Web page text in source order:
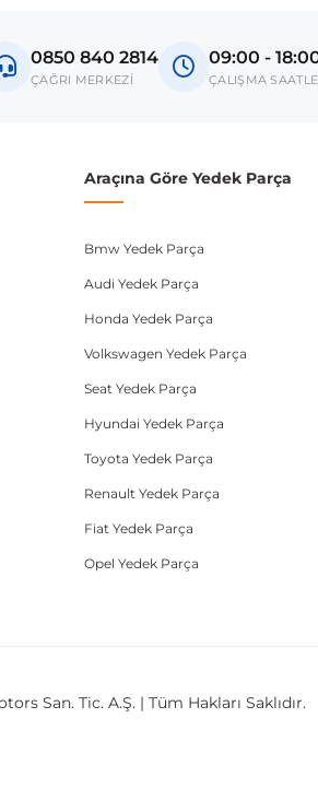
Sipariş vermeden önce OEM
0850 840 2814
ÇAĞRI MERKEZİ
09:00 -
ÇALIŞMA
Araçına Göre Yedek Parça
Bmw Yedek Parça
Audi Yedek Parça
Honda Yedek Parça
Volkswagen Yedek Parça
Seat Yedek Parça
Hyundai Yedek Parça
Toyota Yedek Parça
Renault Yedek Parça
Fiat Yedek Parça
Opel Yedek Parça
San. Tic. A.Ş. | Tüm Hakları Saklıdır.